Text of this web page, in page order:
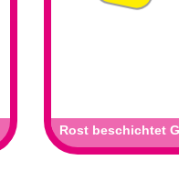
Rost beschichtet